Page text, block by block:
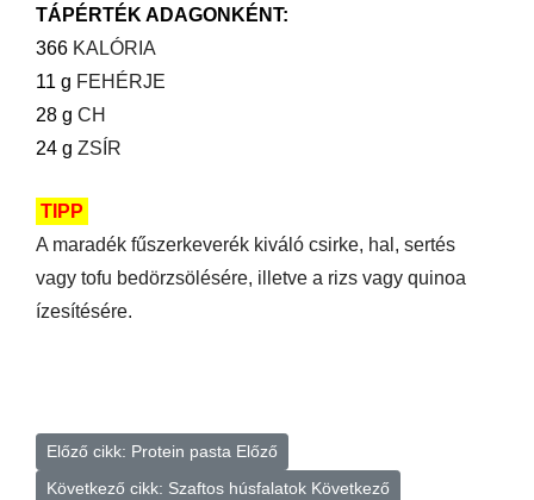
TÁPÉRTÉK ADAGONKÉNT:
366 KALÓRIA
11 g FEHÉRJE
28 g CH
24 g ZSÍR
TIPP
A maradék fűszerkeverék kiváló csirke, hal, sertés
vagy tofu bedörzsölésére, illetve a rizs vagy quinoa
ízesítésére.
Előző cikk: Protein pasta Előző
Következő cikk: Szaftos húsfalatok Következő